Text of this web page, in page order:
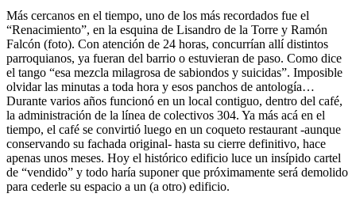
Más cercanos en el tiempo, uno de los más recordados fue el
“Renacimiento”, en la esquina de Lisandro de la Torre y Ramón
Falcón (foto). Con atención de 24 horas, concurrían allí distintos
parroquianos, ya fueran del barrio o estuvieran de paso. Como dice
el tango “esa mezcla milagrosa de sabiondos y suicidas”. Imposible
olvidar las minutas a toda hora y esos panchos de antología…
Durante varios años funcionó en un local contiguo, dentro del café,
la administración de la línea de colectivos 304. Ya más acá en el
tiempo, el café se convirtió luego en un coqueto restaurant -aunque
conservando su fachada original- hasta su cierre definitivo, hace
apenas unos meses. Hoy el histórico edificio luce un insípido cartel
de “vendido” y todo haría suponer que próximamente será demolido
para cederle su espacio a un (a otro) edificio.